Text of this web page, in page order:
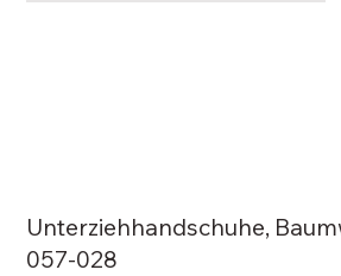
Unterziehhandschuhe,
057-028